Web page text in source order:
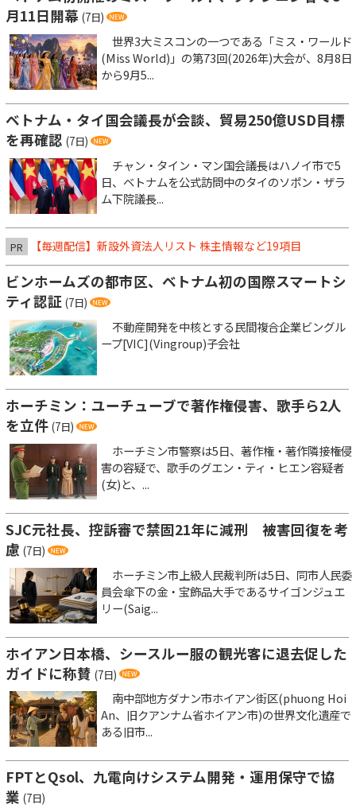
月11日開幕 (7日)
世界3大ミスコンの一つである「ミス・ワールド
(Miss World)」の第73回(2026年)大会が、8月8日
から9月5...
ベトナム・タイ国会議長が会談、貿易250億USD目標
を再確認 (7日)
チャン・タイン・マン国会議長はハノイ市で5
日、ベトナムを公式訪問中のタイのソポン・ザラ
ム下院議長...
PR 【毎週配信】新設外資法人リスト 株主情報など19項目
ビンホームズの都市区、ベトナム初の国際スマートシ
ティ認証 (7日)
不動産開発を中核とする民間複合企業ビングル
ープ[VIC](Vingroup)子会社
ホーチミン：ユーチューブで著作権侵害、歌手ら2人
を立件 (7日)
ホーチミン市警察は5日、著作権・著作隣接権侵
害の容疑で、歌手のグエン・ティ・ヒエン容疑者
(女)と、...
SJC元社長、控訴審で禁固21年に減刑 被害回復を考
慮 (7日)
ホーチミン市上級人民裁判所は5日、同市人民委
員会傘下の金・宝飾品大手であるサイゴンジュエ
リー(Saig...
ホイアン日本橋、シースルー服の観光客に退去促した
ガイドに称賛 (7日)
南中部地方ダナン市ホイアン街区(phuong Hoi
An、旧クアンナム省ホイアン市)の世界文化遺産で
ある旧市...
FPTとQsol、九電向けシステム開発・運用保守で協
業 (7日)